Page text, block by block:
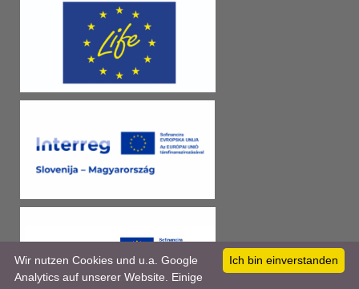
Ich bin einverstanden
Wir nutzen Cookies und u.a. Google
Analytics auf unserer Website. Einige